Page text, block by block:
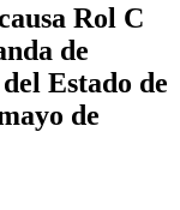
Rol C
de
Estado de
de